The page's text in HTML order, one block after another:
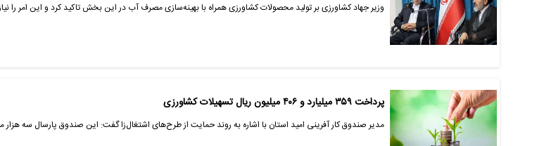
وزیر جهاد کشاورزی بر تولید محصولات کشاورزی همراه با بهینه‌سازی مصرف آب در این بخش تاکید کرد و این امر را
پرداخت ۳۵۹ میلیارد و ۴۰۶ میلیون ریال تسهیلات کشاورزی
مدیر صندوق کار آفرینی امید استان با اشاره به روند حمایت از طرح‌های اشتغال‌زا گفت: این صندوق پارسال سه هزار